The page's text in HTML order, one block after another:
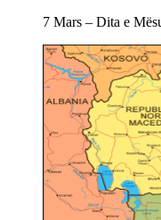
7 Mars – Dita e